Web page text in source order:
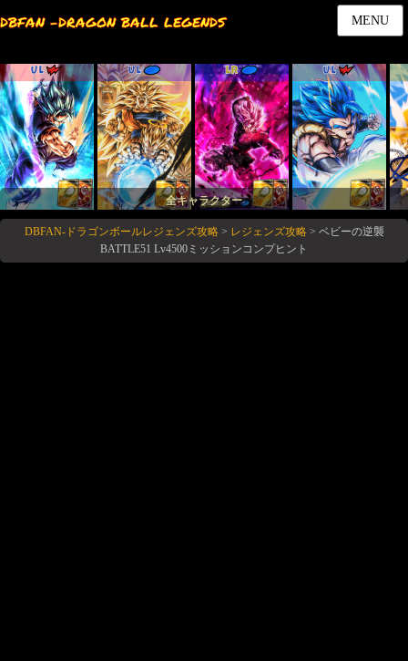
DBFAN -DRAGON BALL LEGENDS MENU
UL UL LR UL
全キャラクター
DBFAN-ドラゴンボールレジェンズ攻略> レジェンズ攻略> ベビーの逆襲
BATTLE51 Lv4500ミッションコンプヒント